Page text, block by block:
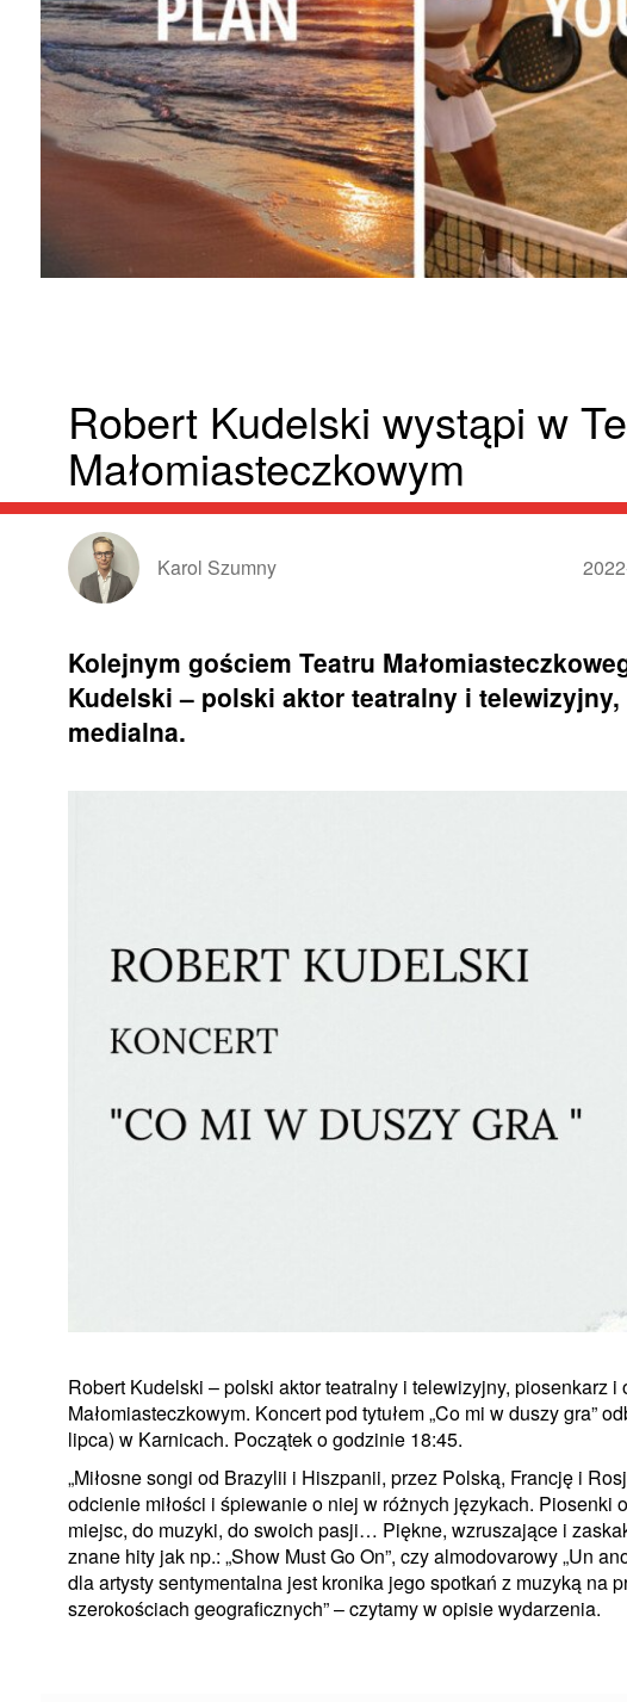
Robert Kudelski wystąpi w
Małomiasteczkowym
Karol Szumny
Kolejnym gościem Teatru
Kudelski – polski aktor teatralny i
medialna.
Robert Kudelski – polski aktor teatralny i telewizyjny, piosenkarz
Małomiasteczkowym. Koncert pod tytułem „Co mi w duszy gra”
lipca) w Karnicach. Początek o godzinie 18:45.
„Miłosne songi od Brazylii i Hiszpanii, przez Polską, Francję i
odcienie miłości i śpiewanie o niej w różnych językach. Piosenki
miejsc, do muzyki, do swoich pasji… Piękne, wzruszające i
znane hity jak np.: „Show Must Go On”, czy almodovarowy „Un
dla artysty sentymentalna jest kronika jego spotkań z muzyką na
szerokościach geograficznych” – czytamy w opisie wydarzenia.